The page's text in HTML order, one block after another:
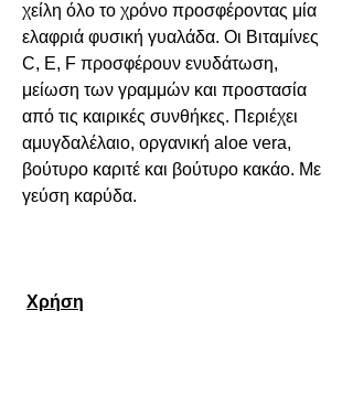
χείλη όλο το χρόνο προσφέροντας μία
C, E, F προσφέρουν ενυδάτωση,
μείωση των γραμμών και προστασία
από τις καιρικές συνθήκες. Περιέχει
αμυγδαλέλαιο, οργανική aloe vera,
βούτυρο καριτέ και βούτυρο κακάο. Με
γεύση καρύδα.
Χρήση